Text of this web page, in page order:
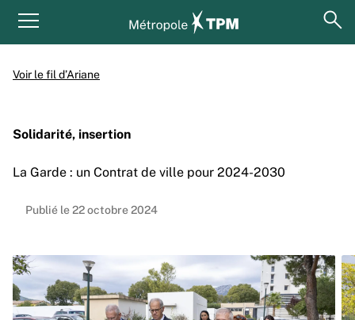
Menu principal
Voir le fil d’Ariane
Solidarité, insertion
La Garde : un Contrat de ville pour 2024-2030
Publié le 22 octobre 2024